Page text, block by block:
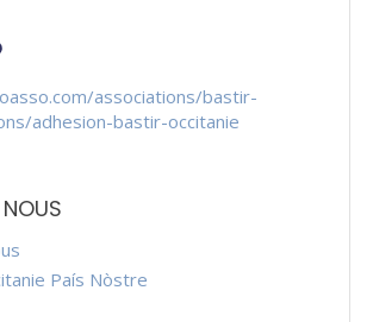
associations/bastir-
adhesion-bastir-occitanie
País Nòstre